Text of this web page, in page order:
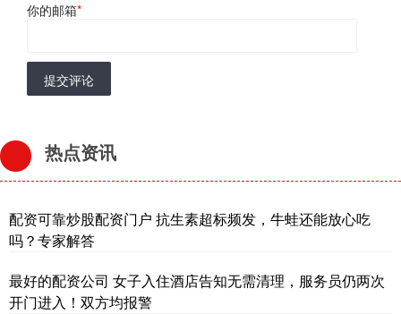
你的邮箱*
提交评论
热点资讯
配资可靠炒股配资门户 抗生素超标频发，牛蛙还能放心吃
吗？专家解答
最好的配资公司 女子入住酒店告知无需清理，服务员仍两次
开门进入！双方均报警